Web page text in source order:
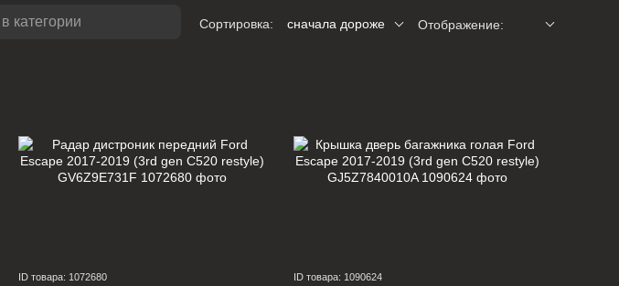
Сортировка: сначала дороже Отображение:
ID товара: 1072680 ID товара: 1090624